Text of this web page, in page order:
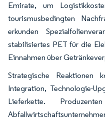
Emirate, um
tourismusbedingten
erkunden
stabilisiertes PET für die
Einnahmen über
Strategische Reaktionen
Integration, Technologie-
Lieferkette.